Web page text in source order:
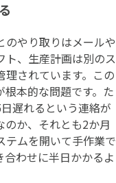
のやり取りはメールや
ト、生産計画は別のス
理されています。この
本的な問題です。た
遅れるという連絡が
か、それとも2か月
テムを開いて手作業で
わせに半日かかるよ